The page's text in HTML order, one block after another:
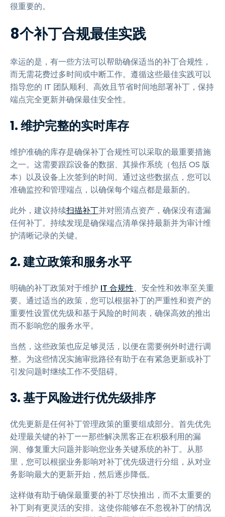
很重要的。
8个补丁合规最佳实践
幸运的是，有一些方法可以帮助确保适当的补丁合规性，
而无需花费过多时间或中断工作。遵循这些最佳实践可以
指导您的 IT 团队顺利、高效且节省时间地部署补丁，保持
端点完全更新并确保最佳安全性。
1. 维护完整的实时库存
维护准确的库存是确保补丁合规性可以采取的最重要措施
之一。这需要跟踪设备的数据、其操作系统（包括 OS 版
本）以及设备上次签到的时间。通过这些数据点，您可以
准确监控和管理端点，以确保每个端点都是最新的。
此外，建议持续扫描补丁并对照清点资产，确保没有遗漏
任何补丁。持续发现是确保端点清单保持最新并为审计维
护清晰记录的关键。
2. 建立政策和服务水平
明确的补丁政策对于维护 IT 合规性、安全性和效率至关重
要。通过适当的政策，您可以根据补丁的严重性和资产的
重要性设置优先级和基于风险的时间表，确保高效的推出
而不影响您的服务水平。
当然，这些政策也应足够灵活，以便在需要例外时进行调
整。为这些情况实施审批路径有助于在有紧急更新或补丁
引发问题时继续工作不受阻碍。
3. 基于风险进行优先级排序
优先更新是任何补丁管理政策的重要组成部分。首先优先
处理最关键的补丁——那些解决黑客正在积极利用的漏
洞、修复重大问题并影响您业务关键系统的补丁。从那
里，您可以根据业务影响对补丁优先级进行分组，从对业
务影响最大的更新开始，然后逐步降低。
这样做有助于确保最重要的补丁尽快推出，而不太重要的
补丁则有更灵活的安排。这使你能够在不忽视补丁的情况